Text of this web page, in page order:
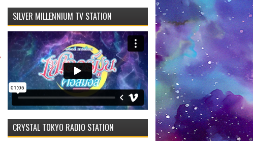
SILVER MILLENNIUM TV STATION
CRYSTAL TOKYO RADIO STATION